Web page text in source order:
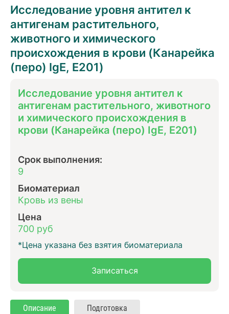
Исследование уровня антител к
антигенам растительного,
животного и химического
происхождения в крови (Канарейка
(перо) IgE, E201)
Исследование уровня антител к
антигенам растительного, животного
и химического происхождения в
крови (Канарейка (перо) IgE, E201)
Срок выполнения:
9
Биоматериал
Кровь из вены
Цена
700 руб
*Цена указана без взятия биоматериала
Записаться
Описание Подготовка